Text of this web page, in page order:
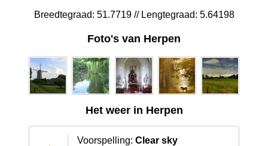
Breedtegraad: 51.7719 // Lengtegraad: 5.64198
Foto's van Herpen
Het weer in Herpen
Voorspelling: Clear sky